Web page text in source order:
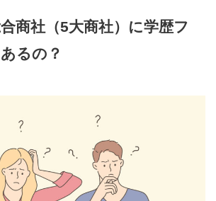
商社（5大商社）に学歴フ
るの？